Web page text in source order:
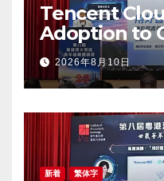
Tencent
Adoption to
Greater Bay
Generation
2026年8月10日
新着 繁体字